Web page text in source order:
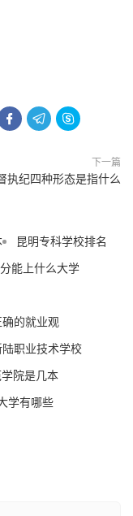
  
下一篇
执纪四种形态是指什么
昆明专科学校排名
能上什么大学
的就业观
陆职业技术学校
院是几本
学有哪些